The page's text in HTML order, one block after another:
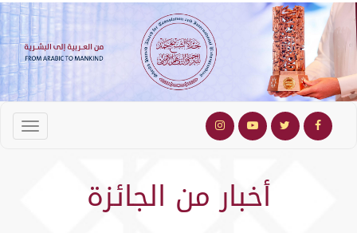
أخبار من الجائزة